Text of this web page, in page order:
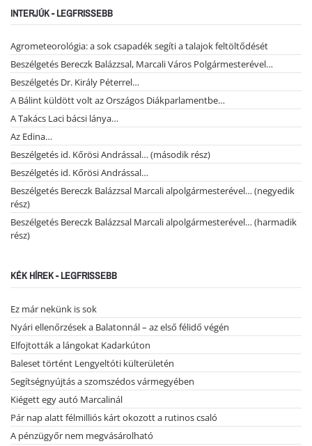
INTERJÚK - LEGFRISSEBB
Agrometeorológia: a sok csapadék segíti a talajok feltöltődését
Beszélgetés Bereczk Balázzsal, Marcali Város Polgármesterével…
Beszélgetés Dr. Király Péterrel…
A Bálint küldött volt az Országos Diákparlamentbe…
A Takács Laci bácsi lánya…
Az Edina…
Beszélgetés id. Kőrösi Andrással… (második rész)
Beszélgetés id. Kőrösi Andrással…
Beszélgetés Bereczk Balázzsal Marcali alpolgármesterével… (negyedik
rész)
Beszélgetés Bereczk Balázzsal Marcali alpolgármesterével… (harmadik
rész)
KÉK HÍREK - LEGFRISSEBB
Ez már nekünk is sok
Nyári ellenőrzések a Balatonnál – az első félidő végén
Elfojtották a lángokat Kadarkúton
Baleset történt Lengyeltóti külterületén
Segítségnyújtás a szomszédos vármegyében
Kiégett egy autó Marcalinál
Pár nap alatt félmilliós kárt okozott a rutinos csaló
A pénzügyőr nem megvásárolható